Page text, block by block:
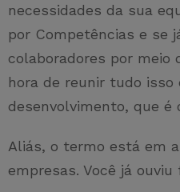
necessidades da sua
por Competências e se
colaboradores por meio
hora de reunir tudo isso
desenvolvimento, que é
Aliás, o termo está em
empresas. Você já ouviu